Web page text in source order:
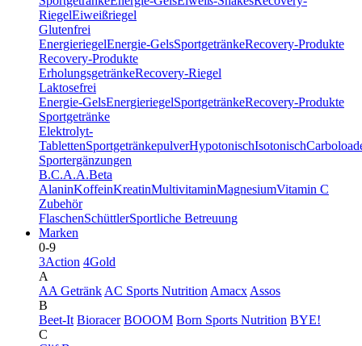
RiegelEiweißriegel
Glutenfrei
EnergieriegelEnergie-GelsSportgetränkeRecovery-Produkte
Recovery-Produkte
ErholungsgetränkeRecovery-Riegel
Laktosefrei
Energie-GelsEnergieriegelSportgetränkeRecovery-Produkte
Sportgetränke
Elektrolyt-
TablettenSportgetränkepulverHypotonischIsotonisch
Sportergänzungen
B.C.A.A.Beta
AlaninKoffeinKreatinMultivitaminMagnesiumVitamin C
Zubehör
FlaschenSchüttlerSportliche Betreuung
Marken
0-9
3Action 4Gold
A
AA Getränk AC Sports Nutrition Amacx Assos
B
Beet-It Bioracer BOOOM Born Sports Nutrition BYE!
C